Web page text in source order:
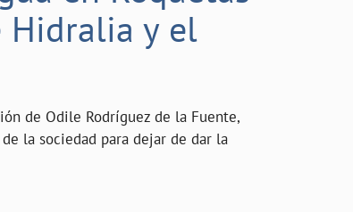
Hidralia y el
de Odile Rodríguez de la Fuente,
la sociedad para dejar de dar la